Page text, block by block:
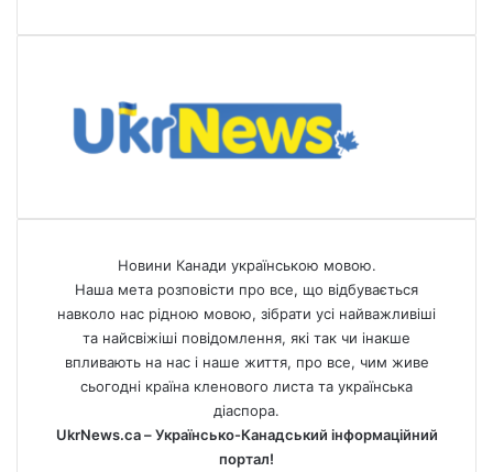
Новини Канади українською мовою.
Наша мета розповісти про все, що відбувається
навколо нас рідною мовою, зібрати усі найважливіші
та найсвіжіші повідомлення, які так чи інакше
впливають на нас і наше життя, про все, чим живе
сьогодні країна кленового листа та українська
діаспора.
UkrNews.ca – Українсько-Канадський інформаційний
портал!